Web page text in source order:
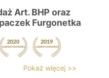
Art. BHP oraz
Furgonetka
Pokaż więcej >>